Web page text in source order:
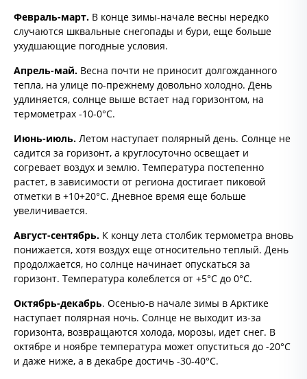
Февраль-март. В конце зимы-начале весны нередко
случаются шквальные снегопады и бури, еще больше
ухудшающие погодные условия.
Апрель-май. Весна почти не приносит долгожданного
тепла, на улице по-прежнему довольно холодно. День
удлиняется, солнце выше встает над горизонтом, на
термометрах -10-0°C.
Июнь-июль. Летом наступает полярный день. Солнце не
садится за горизонт, а круглосуточно освещает и
согревает воздух и землю. Температура постепенно
растет, в зависимости от региона достигает пиковой
отметки в +10+20°С. Дневное время еще больше
увеличивается.
Август-сентябрь. К концу лета столбик термометра вновь
понижается, хотя воздух еще относительно теплый. День
продолжается, но солнце начинает опускаться за
горизонт. Температура колеблется от +5°C до 0°C.
Октябрь-декабрь. Осенью-в начале зимы в Арктике
наступает полярная ночь. Солнце не выходит из-за
горизонта, возвращаются холода, морозы, идет снег. В
октябре и ноябре температура может опуститься до -20°C
и даже ниже, а в декабре достичь -30-40°C.